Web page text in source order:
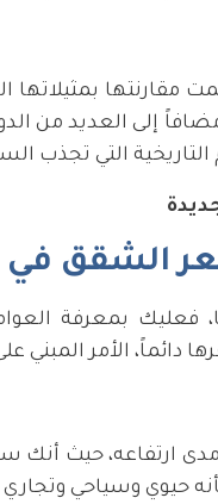
بمثيلاتها
إلى العديد من
التي تجذب
الشقق في
فعليك بمعرفة
الأمر المبني
ارتفاعه، حيث أنك
حيوي وسياحي وتجاري